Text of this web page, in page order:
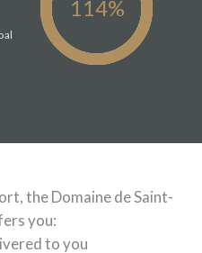
the Domaine de Saint-
you:
to you